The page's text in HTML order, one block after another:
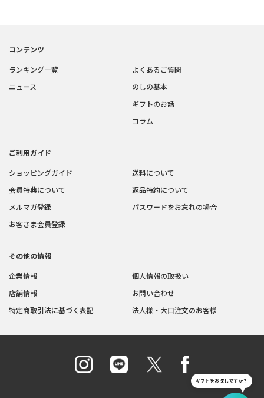
コンテンツ
ランキング一覧
ニュース
よくあるご質問
のしの基本
ギフトのお話
コラム
ご利用ガイド
ショッピングガイド
会員特典について
メルマガ登録
お客さま会員登録
送料について
返品特約について
パスワードをお忘れの場合
その他の情報
企業情報
店舗情報
特定商取引法に基づく表記
個人情報の取扱い
お問い合わせ
法人様・大口注文のお客様
ギフトをお探しですか？